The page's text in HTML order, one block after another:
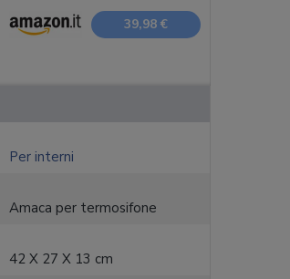
39,98 €
Per interni
Amaca per termosifone
42 X 27 X 13 cm